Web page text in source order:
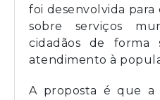
foi desenvolvida
sobre serviços
cidadãos de forma
atendimento à
A proposta é que a